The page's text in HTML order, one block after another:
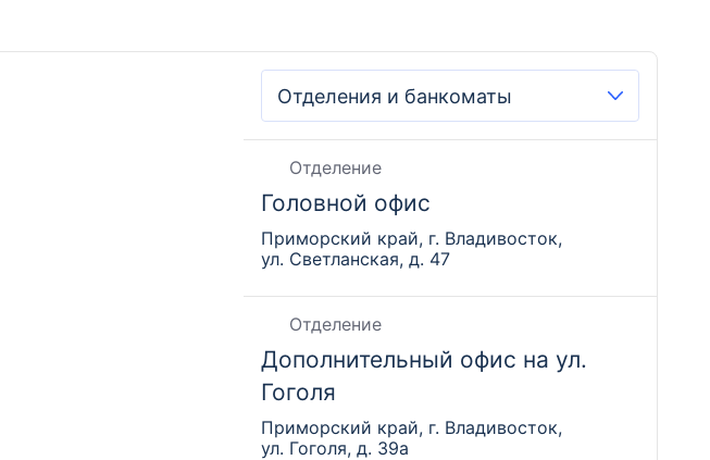
Отделение
Головной офис
Приморский край, г. Владивосток,
ул. Светланская, д. 47
Отделение
Дополнительный офис на ул.
Гоголя
Приморский край, г. Владивосток,
ул. Гоголя, д. 39а